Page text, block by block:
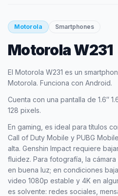
smartphone
MOTOROLA
Motorola Smartphones
Motorola W231
El Motorola W231 es un
Motorola. Funciona con Android.
Cuenta con una pantalla de 1.6″
128 pixels.
En gaming, es ideal para títulos
Call of Duty Mobile y PUBG
alta. Genshin Impact requiere
fluidez. Para fotografía, la
en buena luz; en condiciones
video 1080p estable y 4K en
es solvente: redes sociales,